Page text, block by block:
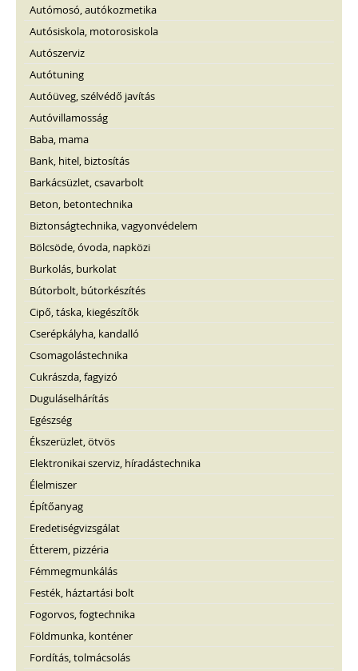
Autómosó, autókozmetika
Autósiskola, motorosiskola
Autószerviz
Autótuning
Autóüveg, szélvédő javítás
Autóvillamosság
Baba, mama
Bank, hitel, biztosítás
Barkácsüzlet, csavarbolt
Beton, betontechnika
Biztonságtechnika, vagyonvédelem
Bölcsöde, óvoda, napközi
Burkolás, burkolat
Bútorbolt, bútorkészítés
Cipő, táska, kiegészítők
Cserépkályha, kandalló
Csomagolástechnika
Cukrászda, fagyizó
Duguláselhárítás
Egészség
Ékszerüzlet, ötvös
Elektronikai szerviz, híradástechnika
Élelmiszer
Építőanyag
Eredetiségvizsgálat
Étterem, pizzéria
Fémmegmunkálás
Festék, háztartási bolt
Fogorvos, fogtechnika
Földmunka, konténer
Fordítás, tolmácsolás